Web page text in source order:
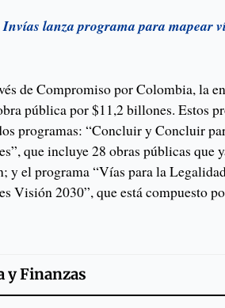
Invías lanza programa para mapear
de Compromiso por Colombia, la
pública por $11,2 billones. Estos
programas: “Concluir y Concluir
que incluye 28 obras públicas que
y el programa “Vías para la
Visión 2030”, que está compuesto
y Finanzas